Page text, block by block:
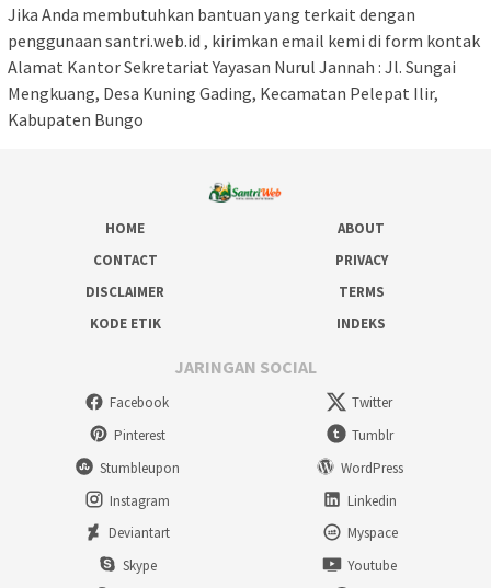
Jika Anda membutuhkan bantuan yang terkait dengan
penggunaan santri.web.id , kirimkan email kemi di form kontak
Alamat Kantor Sekretariat Yayasan Nurul Jannah : Jl. Sungai
Mengkuang, Desa Kuning Gading, Kecamatan Pelepat Ilir,
Kabupaten Bungo
HOME
ABOUT
CONTACT
PRIVACY
DISCLAIMER
TERMS
KODE ETIK
INDEKS
JARINGAN SOCIAL
Facebook
Twitter
Pinterest
Tumblr
Stumbleupon
WordPress
Instagram
Linkedin
Deviantart
Myspace
Skype
Youtube